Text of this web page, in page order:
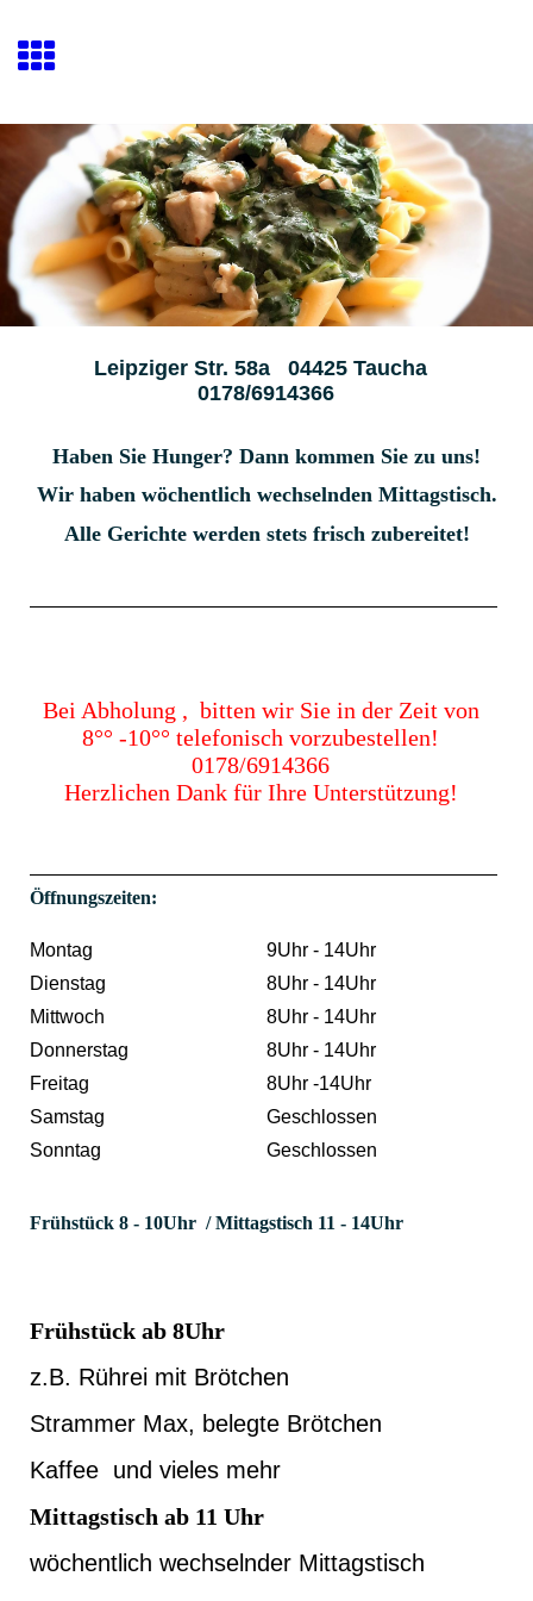
Leipziger Str. 58a 04425 Taucha
0178/6914366
Haben Sie Hunger? Dann kommen Sie zu uns!
Wir haben wöchentlich wechselnden Mittagstisch.
Alle Gerichte werden stets frisch zubereitet!
Bei Abholung , bitten wir Sie in der Zeit von
8°° -10°° telefonisch vorzubestellen!
0178/6914366
Herzlichen Dank für Ihre Unterstützung!
Öffnungszeiten:
Montag
9Uhr - 14Uhr
Dienstag
8Uhr - 14Uhr
Mittwoch
8Uhr - 14Uhr
Donnerstag
8Uhr - 14Uhr
Freitag
8Uhr -14Uhr
Samstag
Geschlossen
Sonntag
Geschlossen
Frühstück 8 - 10Uhr / Mittagstisch 11 - 14Uhr
Frühstück ab 8Uhr
z.B. Rührei mit Brötchen
Strammer Max, belegte Brötchen
Kaffee und vieles mehr
Mittagstisch ab 11 Uhr
wöchentlich wechselnder Mittagstisch